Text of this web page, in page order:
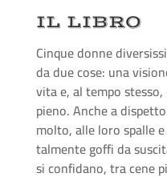
IL LIBRO
Cinque donne
da due cose: una
vita e, al tempo
pieno. Anche a
molto, alle loro spalle
talmente goffi da
si confidano, tra cene